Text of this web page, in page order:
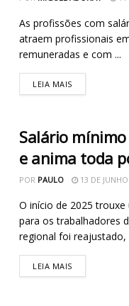
As profissões com
atraem profissionais
remuneradas e com ...
LEIA MAIS
Salário
e anima toda
POR PAULO 13 DE
O início de 2025
para os trabalhadores
regional foi reajustado,
LEIA MAIS